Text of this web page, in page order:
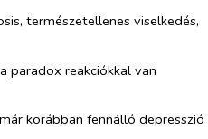
természetellenes viselkedés,
paradox reakciókkal van
korábban fennálló depresszió